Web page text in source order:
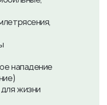
нападение
жизни